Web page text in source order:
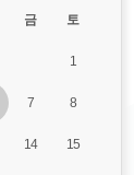
금 토
1
7 8
14 15